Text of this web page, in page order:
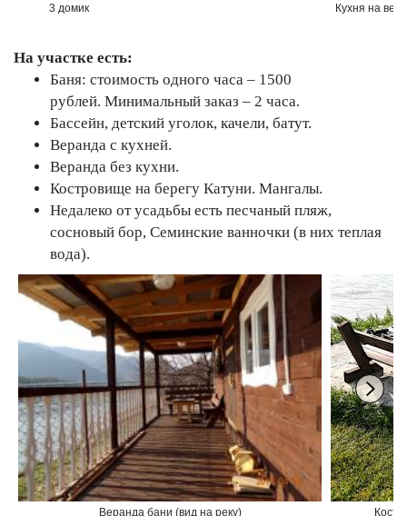
3 домик Кухня на
На участке есть:
Баня: стоимость одного часа – 1500
рублей. Минимальный заказ – 2 часа.
Бассейн, детский уголок, качели, батут.
Веранда с кухней.
Веранда без кухни.
Костровище на берегу Катуни. Мангалы.
Недалеко от усадьбы есть песчаный пляж,
сосновый бор, Семинские ванночки (в них теплая
вода).
Веранда бани (вид на реку)